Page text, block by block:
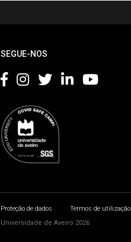
SEGUE-NOS
Proteção de dados Termos de utilização
Universidade de Aveiro 2026